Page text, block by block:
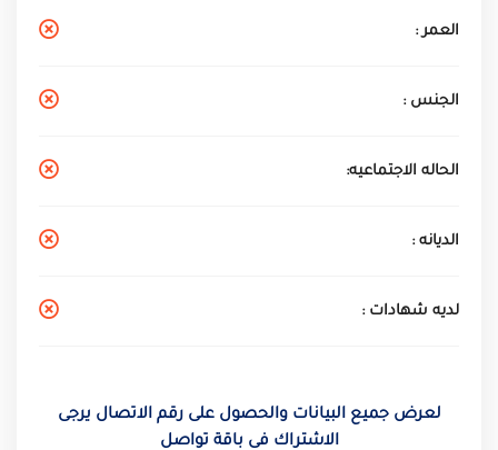
العمر :
الجنس :
الحاله الاجتماعيه:
الديانه :
لديه شهادات :
لعرض جميع البيانات والحصول على رقم الاتصال يرجى
الاشتراك فى باقة تواصل